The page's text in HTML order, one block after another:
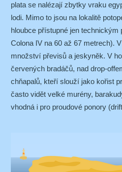
plata se nalézají zbytky vraku
lodi. Mimo to jsou na lokalitě
hloubce přístupné jen technickým
Colona IV na 60 až 67 metrech).
množství převisů a jeskyněk. V
červených bradáčů, nad drop-
chňapalů, kteří slouží jako kořist
často vidět velké murény,
vhodná i pro proudové ponory